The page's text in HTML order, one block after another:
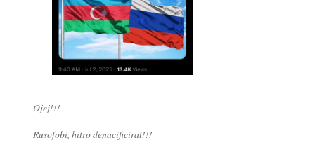
Ojej!!!
Rusofobi, hitro denacificirat!!!